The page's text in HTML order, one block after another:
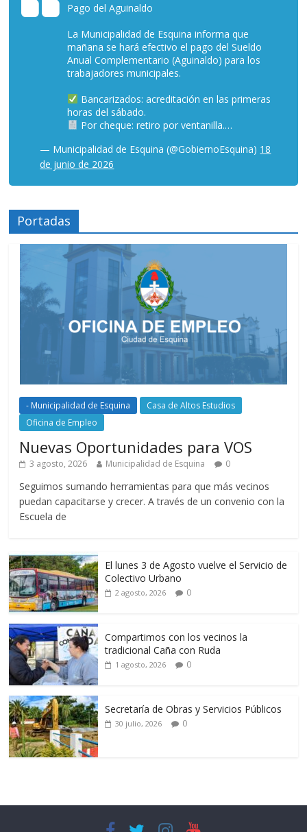
Pago del Aguinaldo
La Municipalidad de Esquina informa que
mañana se hará efectivo el pago del Sueldo
Anual Complementario (Aguinaldo) para los
trabajadores municipales.
Bancarizados: acreditación en las primeras
horas del sábado.
Por cheque: retiro por ventanilla.…
— Municipalidad de Esquina (@GobiernoEsquina) 18
de junio de 2026
Portadas
- Municipalidad de Esquina
Casa de Altos Estudios
Oficina de Empleo
Nuevas Oportunidades para VOS
3 agosto, 2026 Municipalidad de Esquina 0
Seguimos sumando herramientas para que más vecinos
puedan capacitarse y crecer. A través de un convenio con la
Escuela de
El lunes 3 de Agosto vuelve el Servicio de
Colectivo Urbano
2 agosto, 2026 0
Compartimos con los vecinos la
tradicional Caña con Ruda
1 agosto, 2026 0
Secretaría de Obras y Servicios Públicos
30 julio, 2026 0